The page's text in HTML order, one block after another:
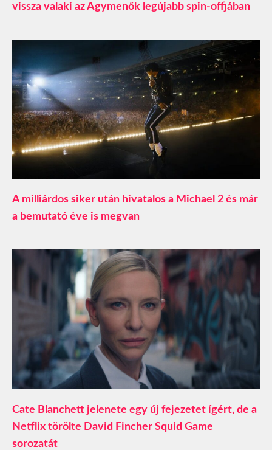
vissza valaki az Agymenők legújabb spin-offjában
A milliárdos siker után hivatalos a Michael 2 és már
a bemutató éve is megvan
Cate Blanchett jelenete egy új fejezetet ígért, de a
Netflix törölte David Fincher Squid Game
sorozatát